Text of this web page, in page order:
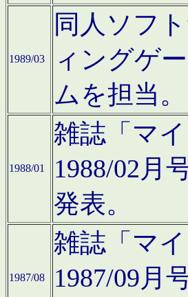
1989/03
同人ソフ
ィングゲ
ムを担当。
1988/01
雑誌「マ
1988/02月
発表。
1987/08
雑誌「マ
1987/09月